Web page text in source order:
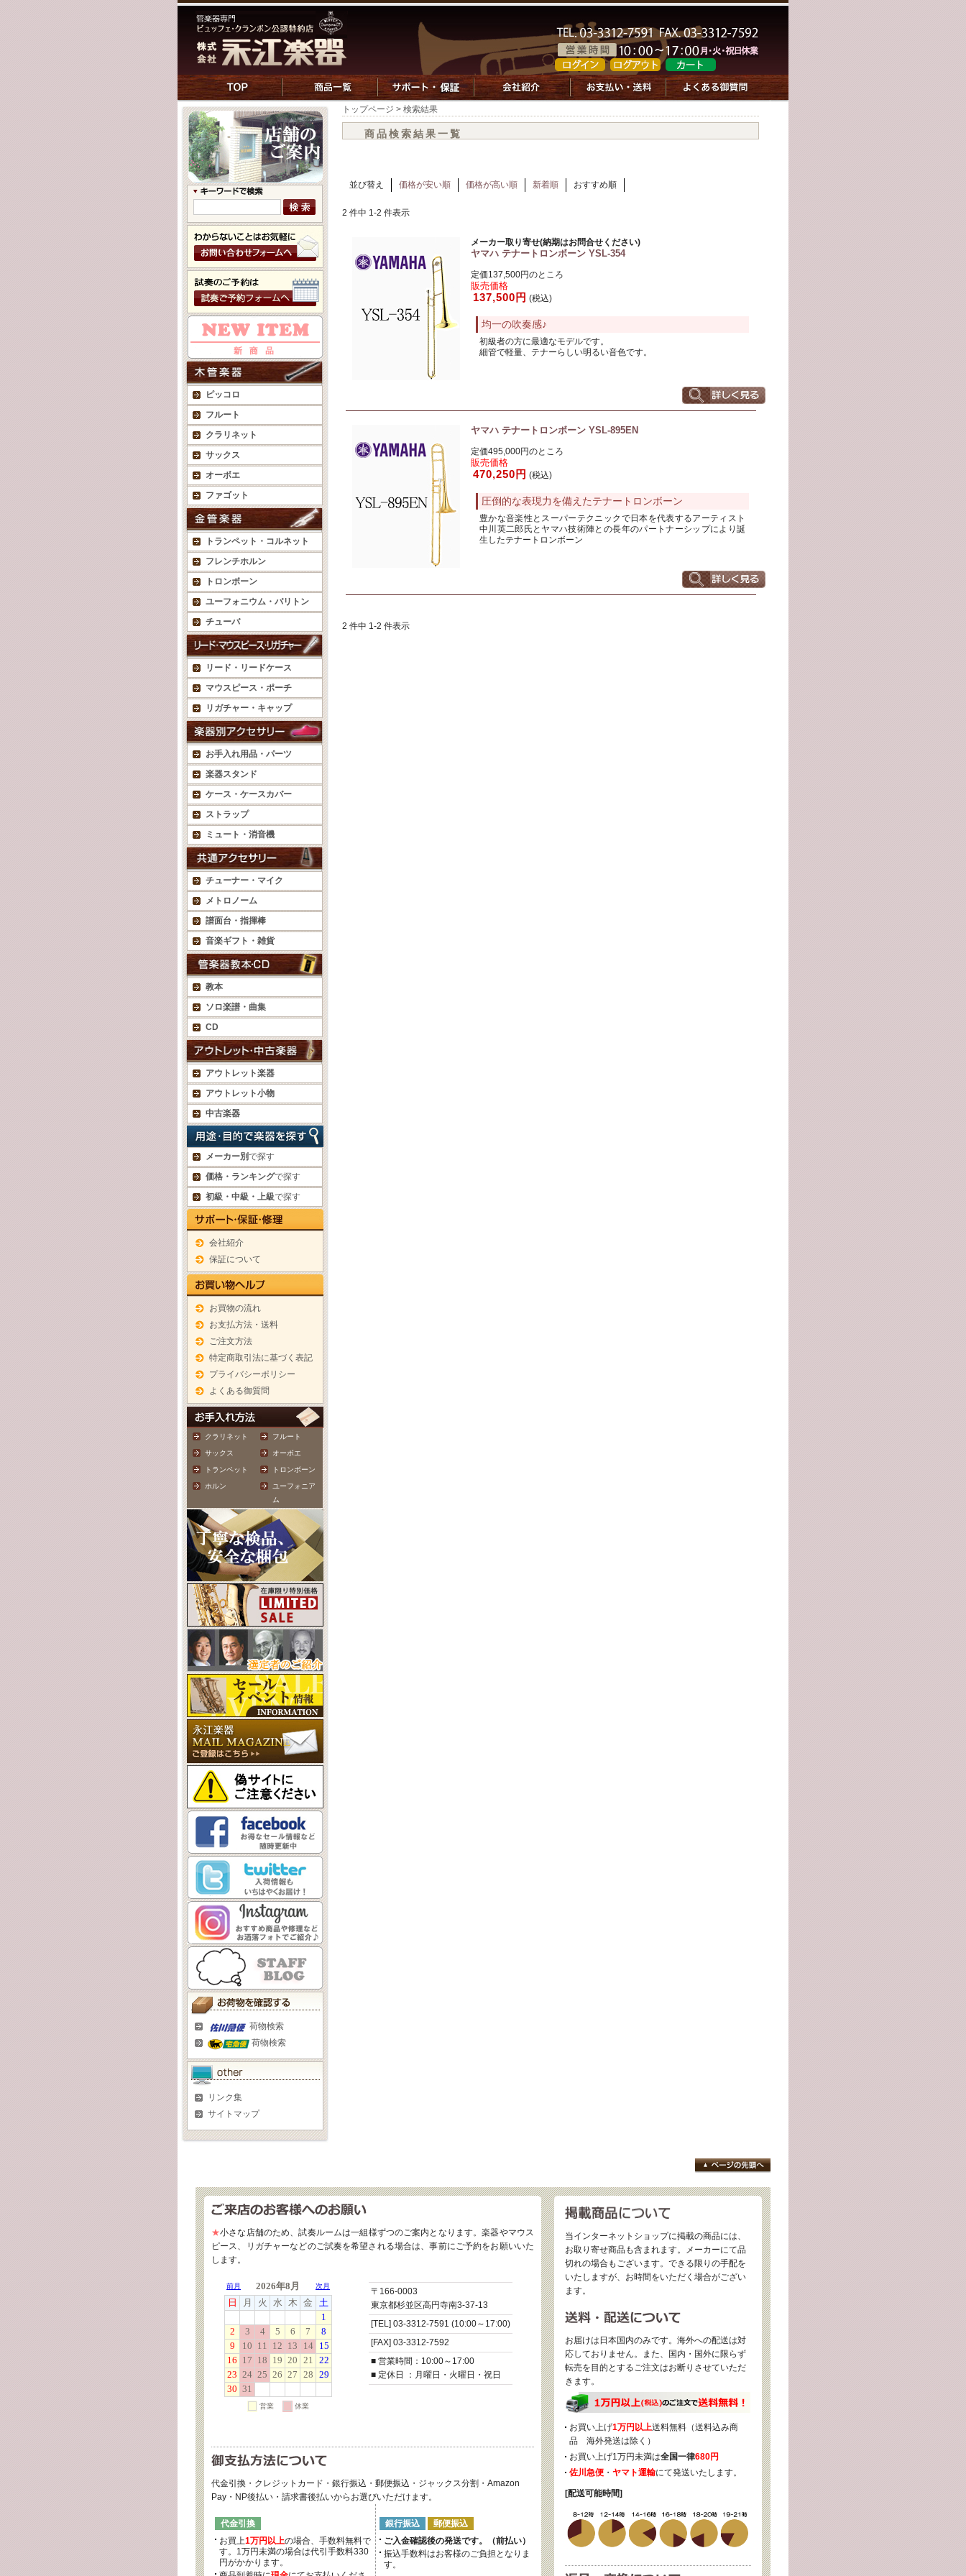
ピッコロ
フルート
クラリネット
サックス
オーボエ
ファゴット
トランペット・コルネット
フレンチホルン
トロンボーン
ユーフォニウム・バリトン
チューバ
リード・リードケース
マウスピース・ポーチ
リガチャー・キャップ
お手入れ用品・パーツ
楽器スタンド
ケース・ケースカバー
ストラップ
ミュート・消音機
チューナー・マイク
メトロノーム
譜面台・指揮棒
音楽ギフト・雑貨
教本
ソロ楽譜・曲集
CD
アウトレット楽器
アウトレット小物
中古楽器
メーカー別で探す
価格・ランキングで探す
初級・中級・上級で探す
会社紹介
保証について
お買物の流れ
お支払方法・送料
ご注文方法
特定商取引法に基づく表記
プライバシーポリシー
よくある御質問
クラリネット フルート
サックス オーボエ
トランペット トロンボーン
ホルン
ユーフォニア
ム
荷物検索
荷物検索
リンク集
サイトマップ
トップページ > 検索結果
商品検索結果一覧
並び替え 価格が安い順 価格が高い順 新着順 おすすめ順
2 件中 1-2 件表示
メーカー取り寄せ(納期はお問合せください)
ヤマハ テナートロンボーン YSL-354
定価137,500円のところ
販売価格
137,500円 (税込)
均一の吹奏感♪
初級者の方に最適なモデルです。
細管で軽量、テナーらしい明るい音色です。
ヤマハ テナートロンボーン YSL-895EN
定価495,000円のところ
販売価格
470,250円 (税込)
圧倒的な表現力を備えたテナートロンボーン
豊かな音楽性とスーパーテクニックで日本を代表するアーティスト
中川英二郎氏とヤマハ技術陣との長年のパートナーシップにより誕
生したテナートロンボーン
2 件中 1-2 件表示
★小さな店舗のため、試奏ルームは一組様ずつのご案内となります。楽器やマウス
ピース、リガチャーなどのご試奏を希望される場合は、事前にご予約をお願いいた
します。
〒166-0003
東京都杉並区高円寺南3-37-13
[TEL] 03-3312-7591 (10:00～17:00)
[FAX] 03-3312-7592
■ 営業時間：10:00～17:00
■ 定休日 ：月曜日・火曜日・祝日
代金引換・クレジットカード・銀行振込・郵便振込・ジャックス分割・Amazon
Pay・NP後払い・請求書後払いからお選びいただけます。
代金引換
お買上1万円以上の場合、手数料無料で
す。1万円未満の場合は代引手数料330
円がかかります。
銀行振込
郵便振込
ご入金確認後の発送です。（前払い）
振込手数料はお客様のご負担となりま
す。
当インターネットショップに掲載の商品には、
お取り寄せ商品も含まれます。メーカーにて品
切れの場合もございます。できる限りの手配を
いたしますが、お時間をいただく場合がござい
ます。
お届けは日本国内のみです。海外への配送は対
応しておりません。また、国内・国外に限らず
転売を目的とするご注文はお断りさせていただ
きます。
お買い上げ1万円以上送料無料（送料込み商
品 海外発送は除く）
お買い上げ1万円未満は全国一律680円
佐川急便 ・ ヤマト運輸にて発送いたします。
[配送可能時間]